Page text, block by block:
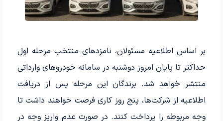
بر اساس اطلاعیه مسئولان، نامزدهای منتخب مرحله اول
حداکثر تا پایان امروز دوشنبه در سامانه خودروهای وارداتی
منتشر خواهد شد. برندگان این مرحله پس از دریافت
اطلاعیه از شرکت‌ها، پنج روز کاری فرصت خواهند داشت تا
وجه مربوطه را پرداخت کنند. در صورت عدم واریز وجه در